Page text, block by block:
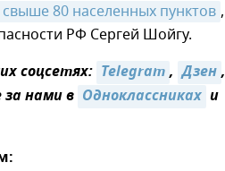
свыше 80 населенных пунктов ,
РФ Сергей Шойгу.
соцсетях: Telegram, Дзен,
нами в Одноклассниках и